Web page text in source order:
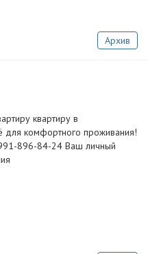
Архив
квартиру в
для комфортного проживания!
896-84-24 Ваш личный